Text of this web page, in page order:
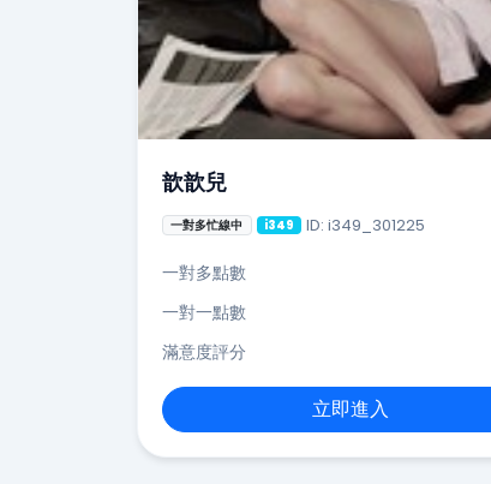
歆歆兒
一對多忙線中 i349 ID: i349_301225
一對多點數
一對一點數
滿意度評分
立即進入